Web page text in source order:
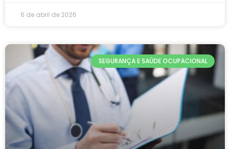
6 de abril de 2026
SEGURANÇA E SAÚDE OCUPACIONAL